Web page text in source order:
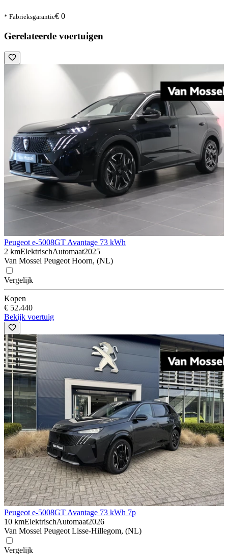
* Fabrieksgarantie€ 0
Gerelateerde voertuigen
Peugeot e-5008GT Avantage 73 kWh
2 kmElektrischAutomaat2025
Van Mossel Peugeot Hoorn, (NL)
Vergelijk
Kopen
€ 52.440
Bekijk voertuig
Peugeot e-5008GT Avantage 73 kWh 7p
10 kmElektrischAutomaat2026
Van Mossel Peugeot Lisse-Hillegom, (NL)
Vergelijk